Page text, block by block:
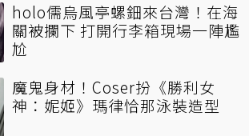
holo儒烏風亭螺鈿來台灣！在海
關被攔下 打開行李箱現場一陣尷
尬
魔鬼身材！Coser扮《勝利女
神：妮姬》瑪律恰那泳裝造型